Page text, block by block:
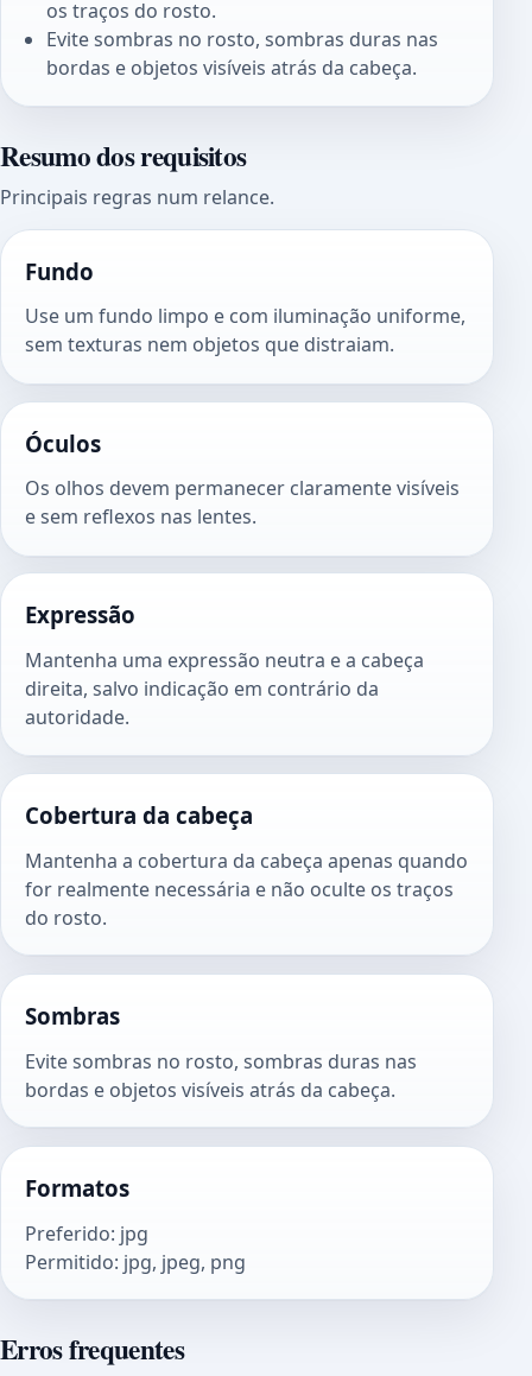
os traços do rosto.
Evite sombras no rosto, sombras duras nas
bordas e objetos visíveis atrás da cabeça.
Resumo dos requisitos
Principais regras num relance.
Fundo
Use um fundo limpo e com iluminação uniforme,
sem texturas nem objetos que distraiam.
Óculos
Os olhos devem permanecer claramente visíveis
e sem reflexos nas lentes.
Expressão
Mantenha uma expressão neutra e a cabeça
direita, salvo indicação em contrário da
autoridade.
Cobertura da cabeça
Mantenha a cobertura da cabeça apenas quando
for realmente necessária e não oculte os traços
do rosto.
Sombras
Evite sombras no rosto, sombras duras nas
bordas e objetos visíveis atrás da cabeça.
Formatos
Preferido: jpg
Permitido: jpg, jpeg, png
Erros frequentes